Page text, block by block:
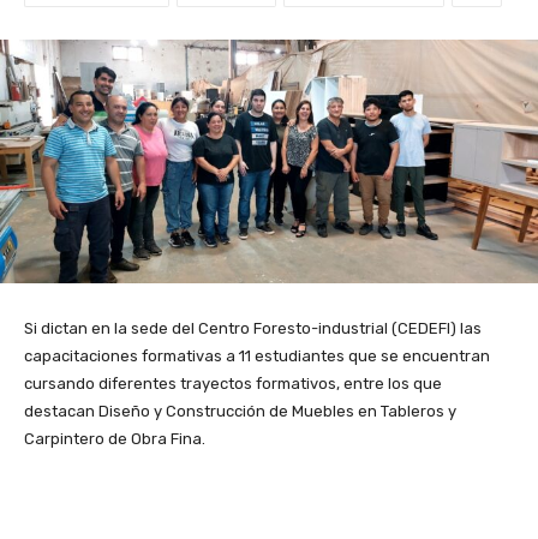
Si dictan en la sede del Centro Foresto-industrial (CEDEFI) las
capacitaciones formativas a 11 estudiantes que se encuentran
cursando diferentes trayectos formativos, entre los que
destacan Diseño y Construcción de Muebles en Tableros y
Carpintero de Obra Fina.